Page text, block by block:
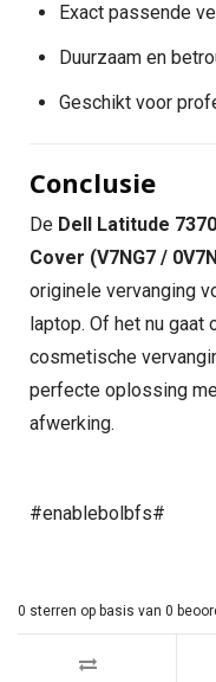
Exact passende
Duurzaam en
Geschikt voor
Conclusie
De Dell Latitude
Cover (V7NG7 /
originele vervanging
laptop. Of het nu gaat
cosmetische
perfecte oplossing
afwerking.
#enablebolbfs#
0 sterren op basis van 0